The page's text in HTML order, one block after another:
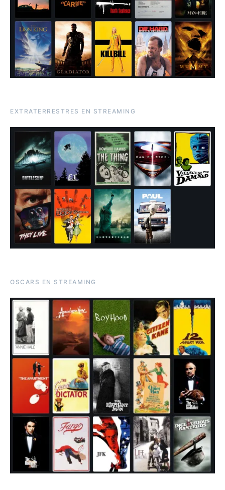
EXTRATERRESTRES EN STREAMING
OSCARS EN STREAMING